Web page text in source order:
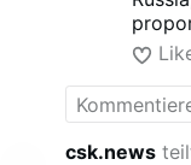
csk.news